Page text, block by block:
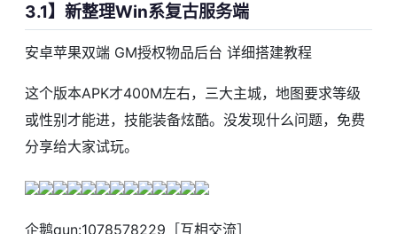
3.1】新整理Win系复古服务端
安卓苹果双端 GM授权物品后台 详细搭建教程
这个版本APK才400M左右，三大主城，地图要求等级
或性别才能进，技能装备炫酷。没发现什么问题，免费
分享给大家试玩。
企鹅qun:1078578229［互相交流］